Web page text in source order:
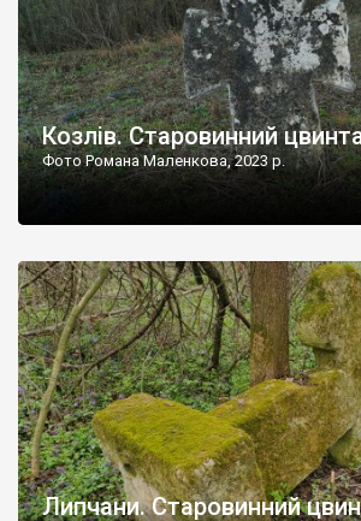
Козлів. Старовинний
Фото Романа Маленкова, 2023 р.
Липчани. Старовинний